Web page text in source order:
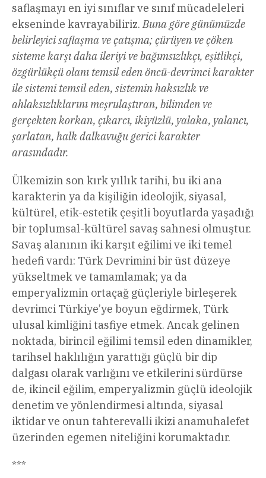
saflaşmayı en iyi sınıflar ve sınıf mücadeleleri
ekseninde kavrayabiliriz.Buna göre günümüzde
belirleyici saflaşma ve çatışma; çürüyen ve çöken
sisteme karşı daha ileriyi ve bağımsızlıkçı, eşitlikçi,
özgürlükçü olanı temsil eden öncü-devrimci karakter
ile sistemi temsil eden, sistemin haksızlık ve
ahlaksızlıklarını meşrulaştıran, bilimden ve
gerçekten korkan, çıkarcı, ikiyüzlü, yalaka, yalancı,
şarlatan, halk dalkavuğu gerici karakter
arasındadır.
Ülkemizin son kırk yıllık tarihi, bu iki ana
karakterin ya da kişiliğin ideolojik, siyasal,
kültürel, etik-estetik çeşitli boyutlarda yaşadığı
bir toplumsal-kültürel savaş sahnesi olmuştur.
Savaş alanının iki karşıt eğilimi ve iki temel
hedefi vardı: Türk Devrimini bir üst düzeye
yükseltmek ve tamamlamak; ya da
emperyalizmin ortaçağ güçleriyle birleşerek
devrimci Türkiye’ye boyun eğdirmek, Türk
ulusal kimliğini tasfiye etmek. Ancak gelinen
noktada, birincil eğilimi temsil eden dinamikler,
tarihsel haklılığın yarattığı güçlü bir dip
dalgası olarak varlığını ve etkilerini sürdürse
de, ikincil eğilim, emperyalizmin güçlü ideolojik
denetim ve yönlendirmesi altında, siyasal
iktidar ve onun tahterevalli ikizi anamuhalefet
üzerinden egemen niteliğini korumaktadır.
***